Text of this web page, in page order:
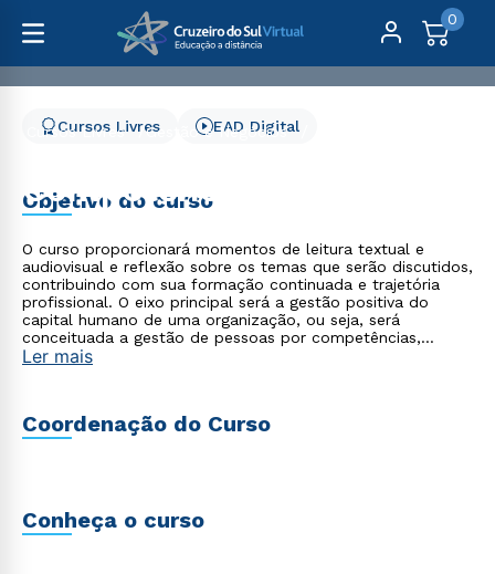
0
Cursos Livres
Gestão e Negócios
Competências e Gestão
de Talentos - 3 meses
Cursos Livres EAD Digital
Objetivo do curso
O curso proporcionará momentos de leitura textual e
audiovisual e reflexão sobre os temas que serão discutidos,
contribuindo com sua formação continuada e trajetória
profissional. O eixo principal será a gestão positiva do
capital humano de uma organização, ou seja, será
conceituada a gestão de pessoas por competências,
trazendo ferramentas práticas para sua implantação e um
Ler mais
Coordenação do Curso
Conheça o curso